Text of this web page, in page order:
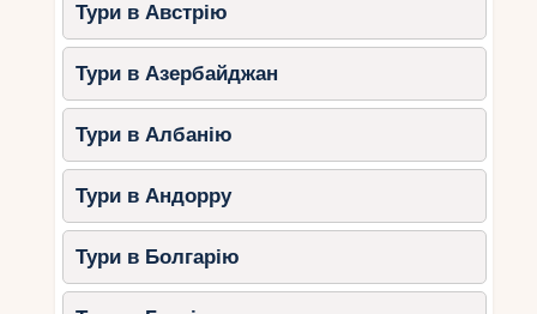
Тури в Австрію
Тури в Азербайджан
Тури в Албанію
Тури в Андорру
Тури в Болгарію